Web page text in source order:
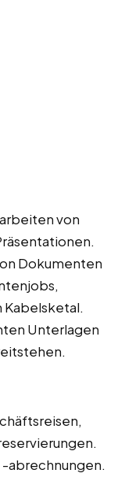
von
Dokumenten
Kabelsketal.
Unterlagen
-abrechnungen.